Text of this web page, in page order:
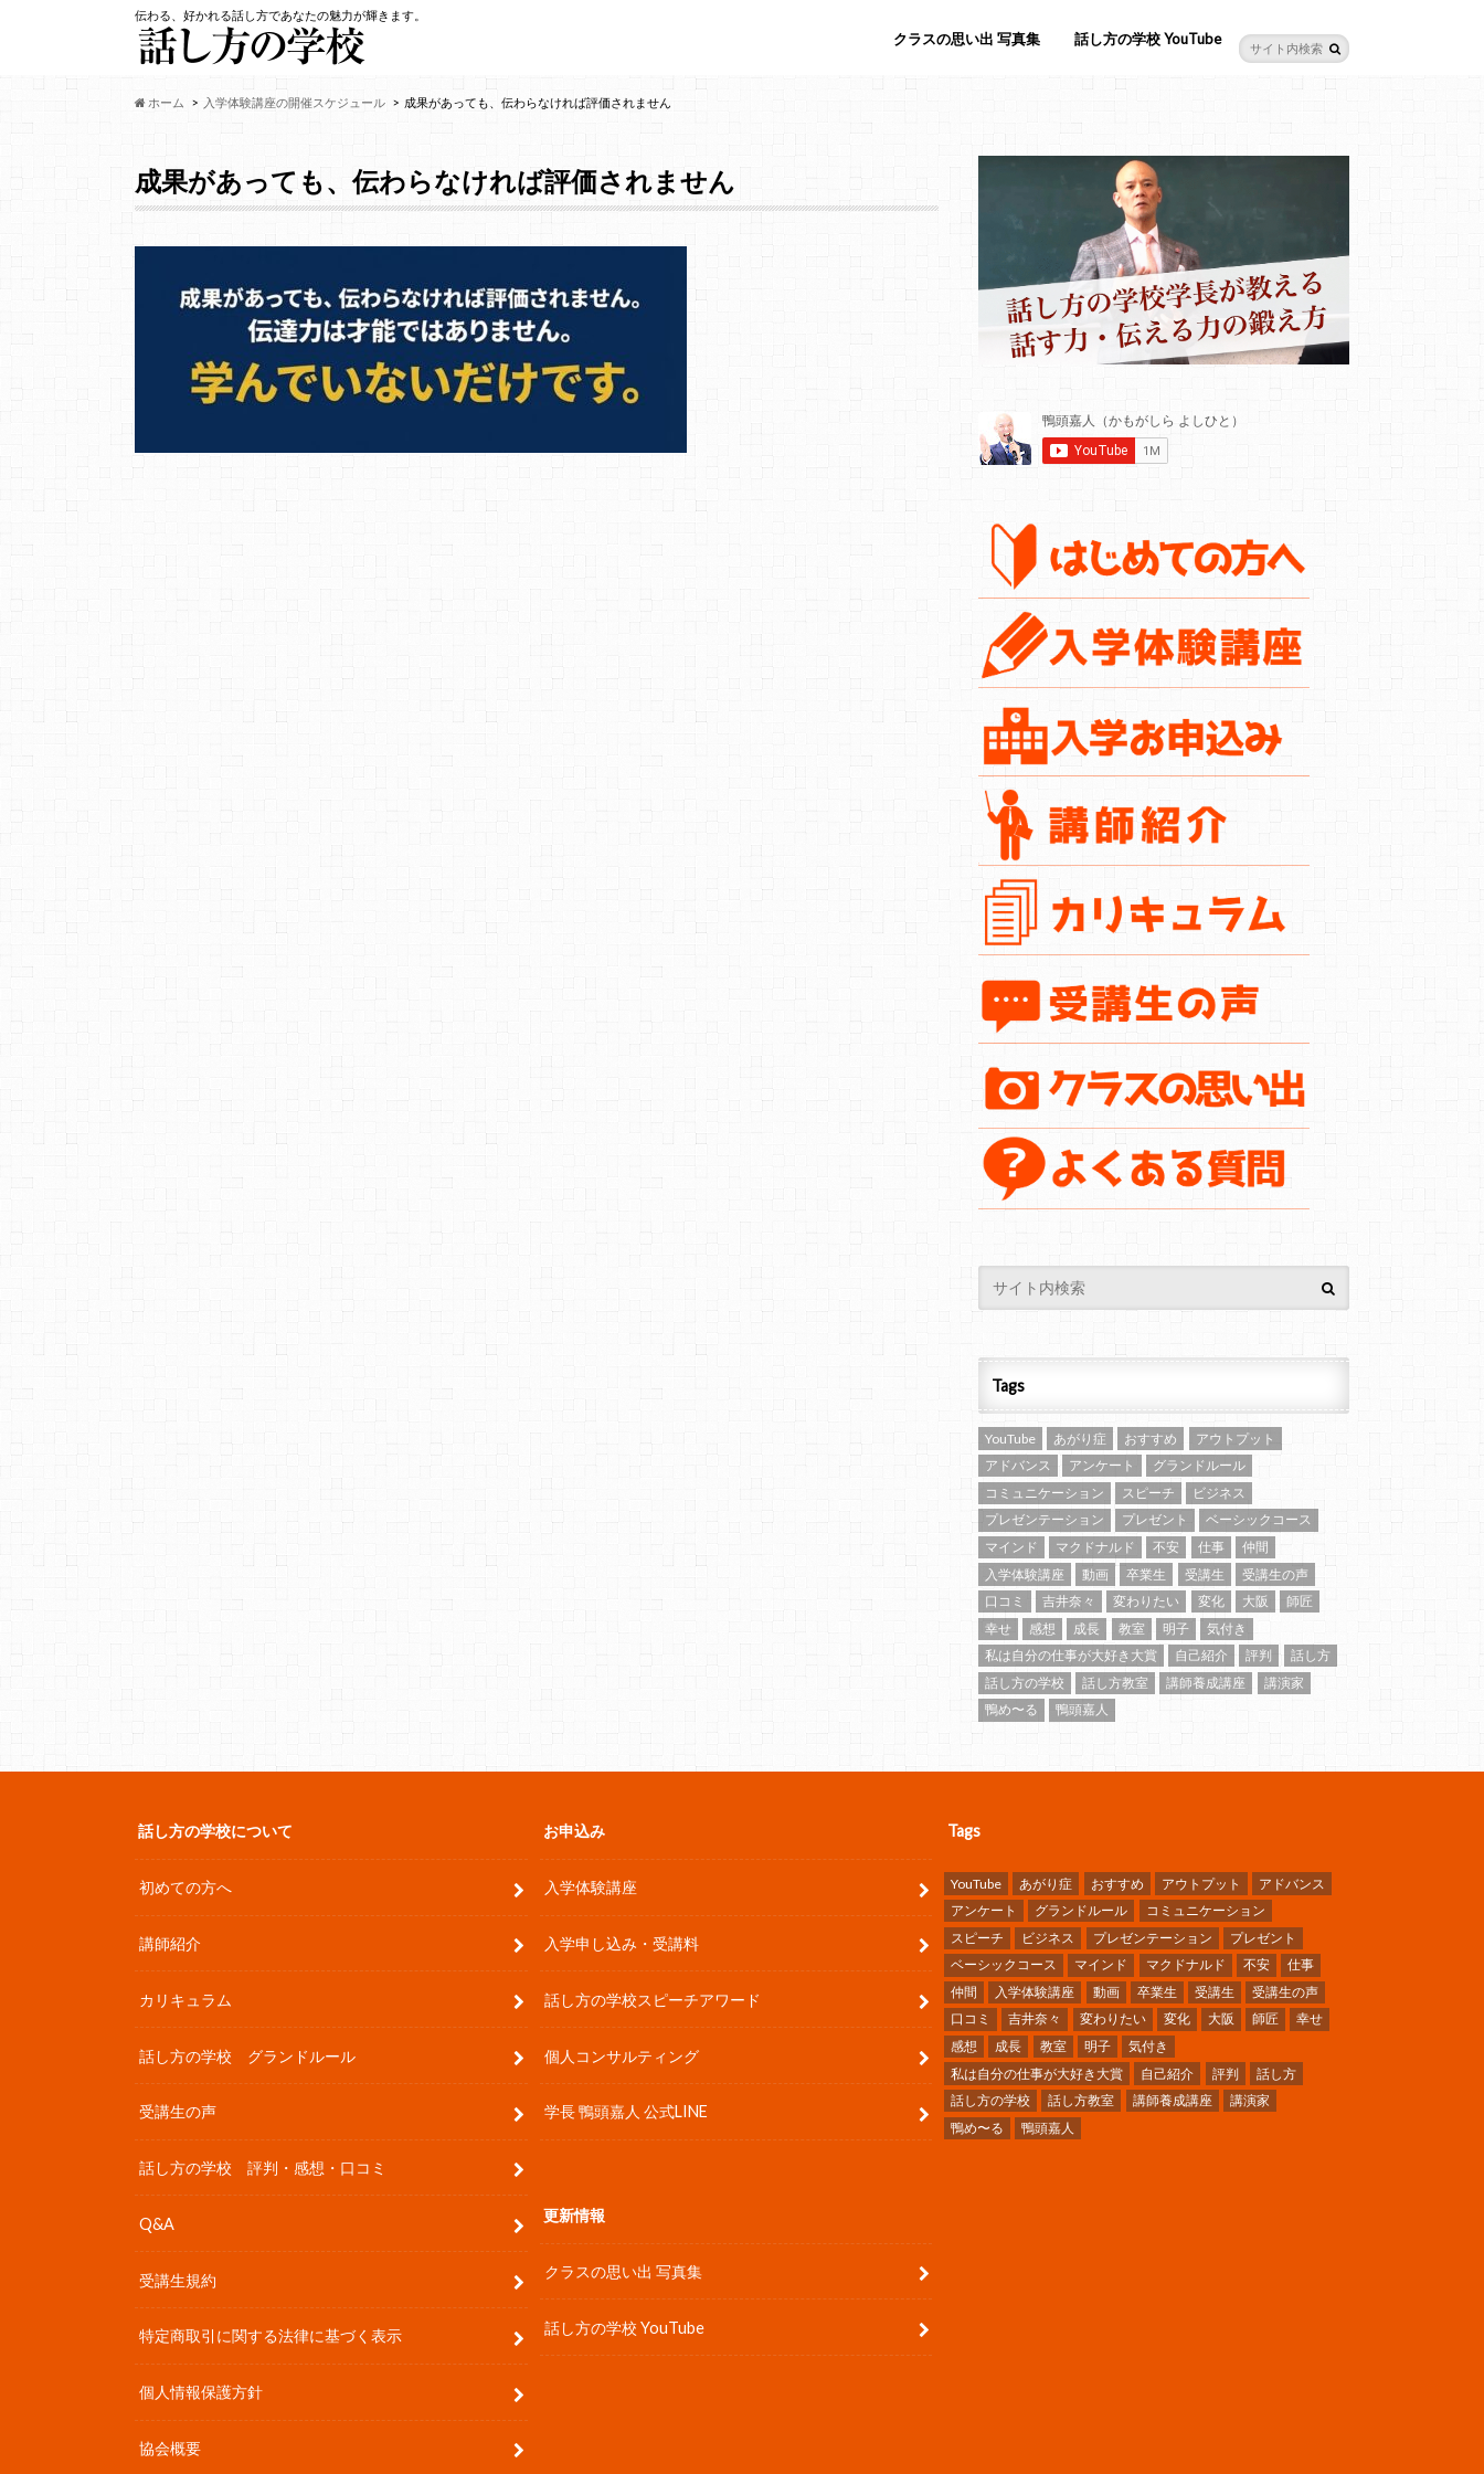
伝わる、好かれる話し方であなたの魅力が輝きます。
クラスの思い出 写真集 話し方の学校 YouTube
ホーム 入学体験講座の開催スケジュール 成果があっても、伝わらなければ評価されません
成果があっても、伝わらなければ評価されません
Tags
YouTube あがり症 おすすめ
アウトプット
アドバンス
アンケート
グランドルール
コミュニケーション
スピーチ
ビジネス
プレゼンテーション
プレゼント
ベーシックコース
マインド
マクドナルド 不安 仕事
仲間
入学体験講座
動画 卒業生 受講生
受講生の声
口コミ
吉井奈々 変わりたい 変化 大阪
師匠
幸せ
感想 成長 教室 明子
気付き
私は自分の仕事が大好き大賞
自己紹介 評判
話し方
話し方の学校
話し方教室 講師養成講座
講演家
鴨め〜る
鴨頭嘉人
話し方の学校について
初めての方へ
講師紹介
カリキュラム
話し方の学校 グランドルール
受講生の声
話し方の学校 評判・感想・口コミ
Q&A
受講生規約
特定商取引に関する法律に基づく表示
個人情報保護方針
協会概要
お申込み
入学体験講座
入学申し込み・受講料
話し方の学校スピーチアワード
個人コンサルティング
学長 鴨頭嘉人 公式LINE
更新情報
クラスの思い出 写真集
話し方の学校 YouTube
Tags
YouTube あがり症 おすすめ アウトプット
アドバンス
アンケート
グランドルール
コミュニケーション
スピーチ
ビジネス プレゼンテーション
プレゼント
ベーシックコース
マインド マクドナルド 不安
仕事
仲間
入学体験講座 動画 卒業生 受講生
受講生の声
口コミ
吉井奈々 変わりたい 変化 大阪 師匠
幸せ
感想
成長 教室 明子
気付き
私は自分の仕事が大好き大賞
自己紹介 評判
話し方
話し方の学校
話し方教室 講師養成講座
講演家
鴨め〜る
鴨頭嘉人